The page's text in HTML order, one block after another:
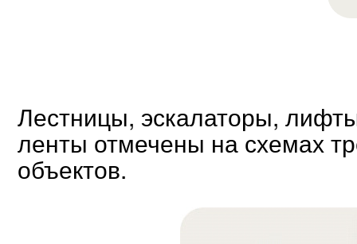
Лестницы, эскалаторы,
ленты отмечены на схемах
объектов.